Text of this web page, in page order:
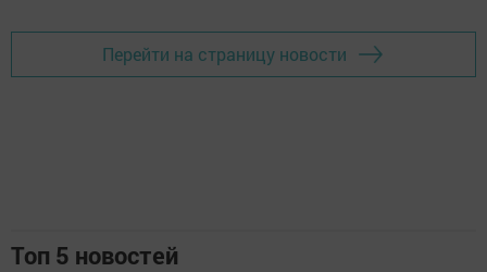
Перейти на страницу новости
Топ 5 новостей